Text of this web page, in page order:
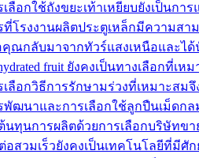
เลือกใช้ถังขยะเท้าเหยียบยังเป็นการ
ที่โรงงานผลิตประตูเหล็กมีความสา
คุณกลับมาจากทัวร์แสงเหนือและไ
fruit ยังคงเป็นทางเลือกที่เ
เลือกวิธีการรักษามร่วงที่เหมาะสม
พัฒนาและการเลือกใช้ลูกปืนเม็ดก
นทุนการผลิตด้วยการเลือกบริษัทขา
อสวมเร็วยังคงเป็นเทคโนโลยีที่มีศั